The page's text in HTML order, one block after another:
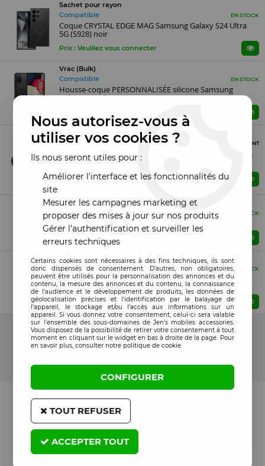
Sachet pour rayon
Compatible
EN STOCK
Coque CRYSTAL EDGE MAG Samsung Galaxy S24 Ultra
5G (S928) noir
Prix : Veuillez vous connecter
Vrac (Bulk)
Compatible
EN STOCK
Housse-coque PERSONNALISÉE silicone Samsung
Galaxy S24 Ultra S928B noir
Compatible
PROCHAINEMENT
Protection de lentille camera pour Samsung Galaxy S24
Ultra avec cadre noir (lot de 3)
Prix : Veuillez vous connecter ME PRÉVENIR
Boite (Retail)
Compatible
EN STOCK
Film verre trempé Samsung Galaxy S928 S24 Ultra
Prix : Veuillez vous connecter
Boite (Retail)
Compatible
EN STOCK
Film verre trempé avec cadre noir Samsung Galaxy
S928 S24 Ultra
Prix : Veuillez vous connecter
14 articles sur 14
Nous autorisez-vous à
utiliser vos cookies ?
Ils nous seront utiles pour :
Améliorer l'interface et les fonctionnalités du
site
Mesurer les campagnes marketing et
proposer des mises à jour sur nos produits
Gérer l'authentification et surveiller les
erreurs techniques
Certains cookies sont nécessaires à des fins techniques, ils sont
donc dispensés de consentement. D'autres, non obligatoires,
peuvent être utilisés pour la personnalisation des annonces et du
contenu, la mesure des annonces et du contenu, la connaissance
de l'audience et le développement de produits, les données de
géolocalisation précises et l'identification par le balayage de
l'appareil, le stockage et/ou l'accès aux informations sur un
appareil. Si vous donnez votre consentement, celui-ci sera valable
sur l’ensemble des sous-domaines de Jen's mobiles accessories.
Vous disposez de la possibilité de retirer votre consentement à tout
moment en cliquant sur le widget en bas à droite de la page. Pour
en savoir plus, consulter notre politique de cookie.
CONFIGURER
TOUT REFUSER
ACCEPTER TOUT